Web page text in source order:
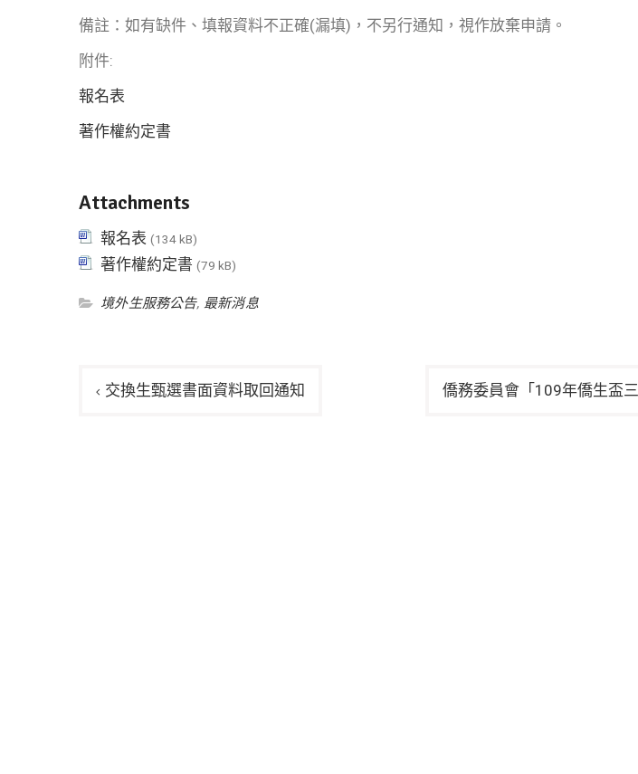
備註：如有缺件、填報資料不正確(漏填)，不另行通知，視作放棄申請。
附件:
報名表
著作權約定書
Attachments
報名表 (134 kB)
著作權約定書 (79 kB)
境外生服務公告,最新消息
交換生甄選書面資料取回通知 僑務委員會「109年僑生盃